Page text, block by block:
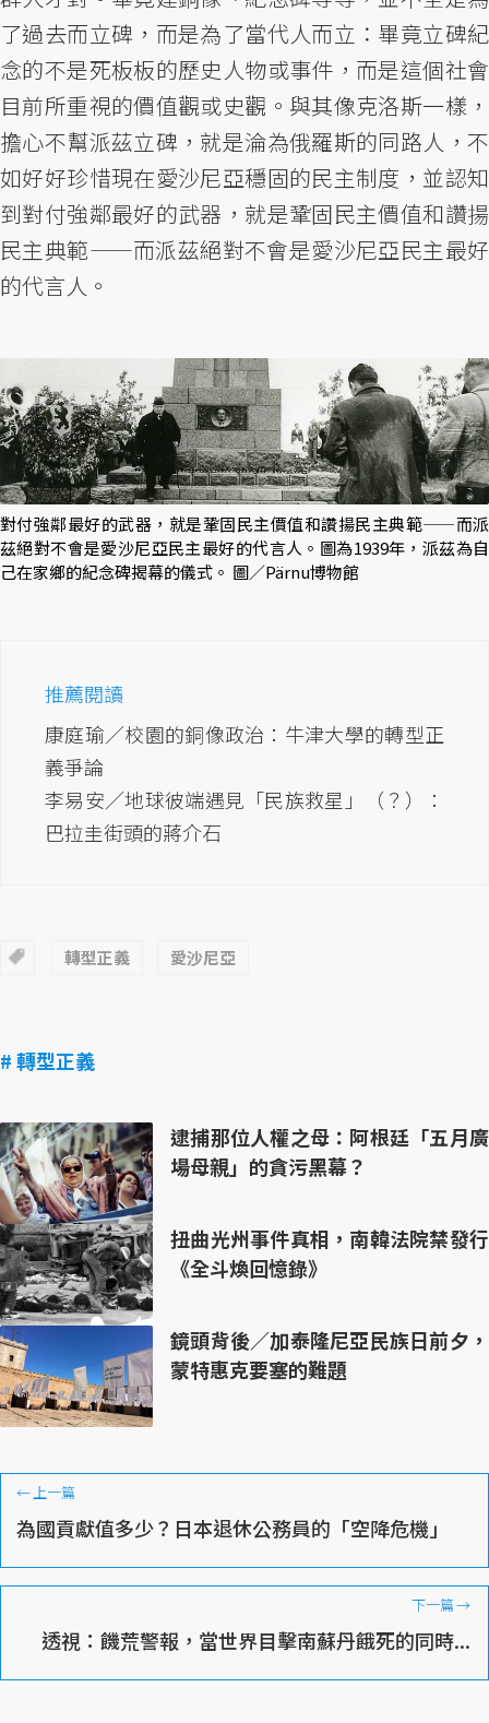
了過去而立碑，而是為了當代人而立：畢竟立碑紀
念的不是死板板的歷史人物或事件，而是這個社會
目前所重視的價值觀或史觀。與其像克洛斯一樣，
擔心不幫派茲立碑，就是淪為俄羅斯的同路人，不
如好好珍惜現在愛沙尼亞穩固的民主制度，並認知
到對付強鄰最好的武器，就是鞏固民主價值和讚揚
民主典範——而派茲絕對不會是愛沙尼亞民主最好
的代言人。
對付強鄰最好的武器，就是鞏固民主價值和讚揚民主典範——而派
茲絕對不會是愛沙尼亞民主最好的代言人。圖為1939年，派茲為自
己在家鄉的紀念碑揭幕的儀式。 圖／Pärnu博物館
推薦閱讀
康庭瑜／校園的銅像政治：牛津大學的轉型正
義爭論
李易安／地球彼端遇見「民族救星」（？）：
巴拉圭街頭的蔣介石
轉型正義 愛沙尼亞
# 轉型正義
逮捕那位人權之母：阿根廷「五月廣
場母親」的貪污黑幕？
扭曲光州事件真相，南韓法院禁發行
《全斗煥回憶錄》
鏡頭背後／加泰隆尼亞民族日前夕，
蒙特惠克要塞的難題
← 上一篇
為國貢獻值多少？日本退休公務員的「空降危機」
下一篇→
透視：饑荒警報，當世界目擊南蘇丹餓死的同時...